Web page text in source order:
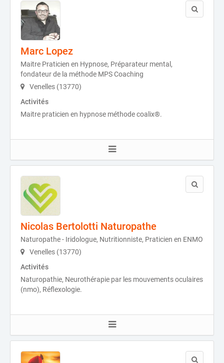
Marc Lopez
Maitre Praticien en Hypnose, Préparateur mental,
fondateur de la méthode MPS Coaching
Venelles (13770)
Activités
Maitre praticien en hypnose méthode coalix®.
Nicolas Bertolotti Naturopathe
Naturopathe - Iridologue, Nutritionniste, Praticien en ENMO
Venelles (13770)
Activités
Naturopathie, Neurothérapie par les mouvements oculaires
(nmo), Réflexologie.